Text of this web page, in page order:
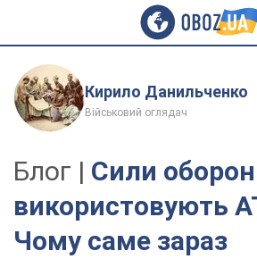
Кирило Данильченко
Військовий оглядач
Блог | Сили
використовують
Чому саме зараз